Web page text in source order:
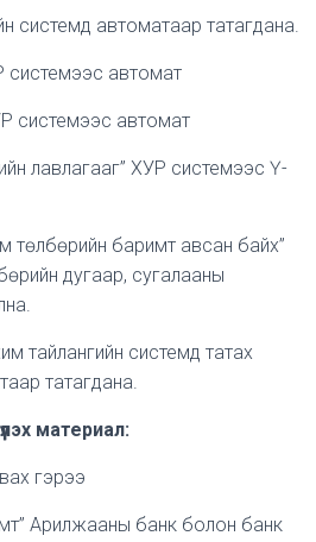
системд автоматаар татагдана.
системээс автомат
системээс автомат
лавлагааг” ХУР системээс Ү-
төлбөрийн баримт авсан байх”
дугаар, сугалааны
тайлангийн системд татах
татагдана.
материал:
гэрээ
Арилжааны банк болон банк